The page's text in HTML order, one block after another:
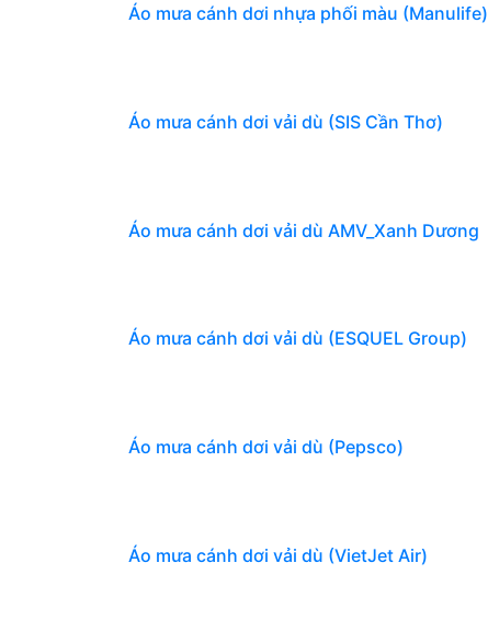
Áo mưa cánh dơi nhựa phối màu (Manulife)
Áo mưa cánh dơi vải dù (SIS Cần Thơ)
Áo mưa cánh dơi vải dù AMV_Xanh Dương
Áo mưa cánh dơi vải dù (ESQUEL Group)
Áo mưa cánh dơi vải dù (Pepsco)
Áo mưa cánh dơi vải dù (VietJet Air)